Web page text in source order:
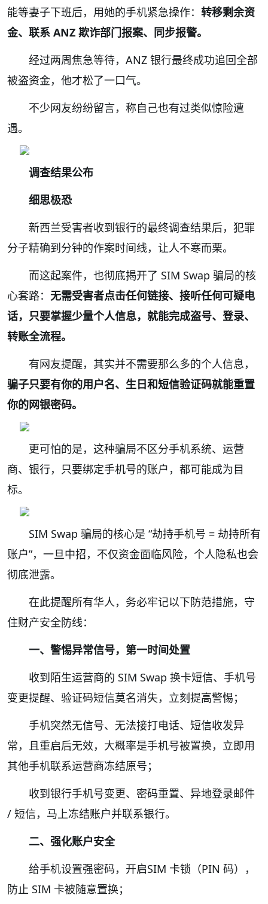
能等妻子下班后，用她的手机紧急操作： 转移剩余资
金、联系 ANZ 欺诈部门报案、同步报警。
经过两周焦急等待，ANZ 银行最终成功追回全部
被盗资金，他才松了一口气。
不少网友纷纷留言，称自己也有过类似惊险遭
遇。
调查结果公布
细思极恐
新西兰受害者收到银行的最终调查结果后，犯罪
分子精确到分钟的作案时间线，让人不寒而栗。
而这起案件，也彻底揭开了 SIM Swap 骗局的核
心套路： 无需受害者点击任何链接、接听任何可疑电
话，只要掌握少量个人信息，就能完成盗号、登录、
转账全流程。
有网友提醒，其实并不需要那么多的个人信息，
骗子只要有你的用户名、生日和短信验证码就能重置
你的网银密码。
更可怕的是，这种骗局不区分手机系统、运营
商、银行，只要绑定手机号的账户，都可能成为目
标。
SIM Swap 骗局的核心是 “劫持手机号 = 劫持所有
账户”，一旦中招，不仅资金面临风险，个人隐私也会
彻底泄露。
在此提醒所有华人，务必牢记以下防范措施，守
住财产安全防线：
一、警惕异常信号，第一时间处置
收到陌生运营商的 SIM Swap 换卡短信、手机号
变更提醒、验证码短信莫名消失，立刻提高警惕；
手机突然无信号、无法接打电话、短信收发异
常，且重启后无效，大概率是手机号被置换，立即用
其他手机联系运营商冻结原号；
收到银行手机号变更、密码重置、异地登录邮件
/ 短信，马上冻结账户并联系银行。
二、强化账户安全
给手机设置强密码，开启SIM 卡锁（PIN 码），
防止 SIM 卡被随意置换；